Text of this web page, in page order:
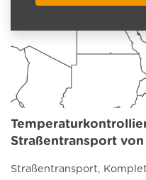
Straßentransport
Straßentransport,